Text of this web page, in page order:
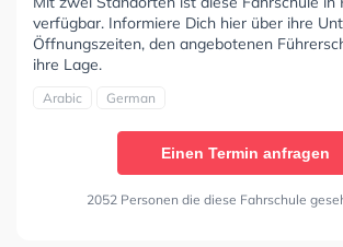
verfügbar. Informiere Dich hier über ihre
Öffnungszeiten, den angebotenen
ihre Lage.
Arabic German
Einen Termin anfragen
2052 Personen die diese Fahrschule